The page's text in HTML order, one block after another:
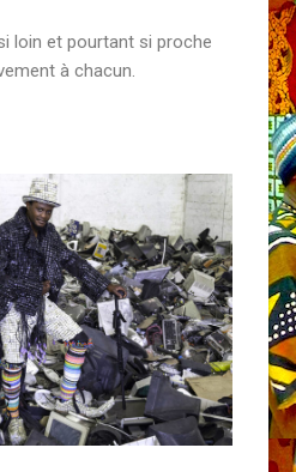
loin et pourtant si proche
à chacun.